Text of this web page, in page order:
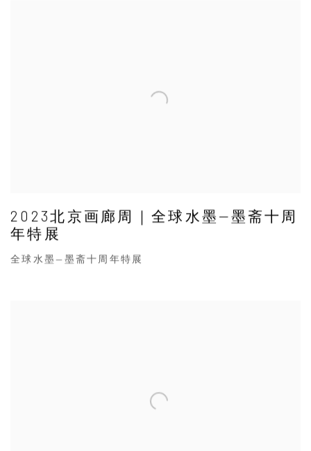
2023北京画廊周｜全球水墨—墨斋十周
年特展
全球水墨—墨斋十周年特展